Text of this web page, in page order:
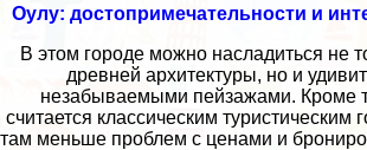
Оулу: достопримечательности и
В этом городе можно насладиться не
древней архитектуры, но и
незабываемыми пейзажами. Кроме
считается классическим туристическим
там меньше проблем с ценами и